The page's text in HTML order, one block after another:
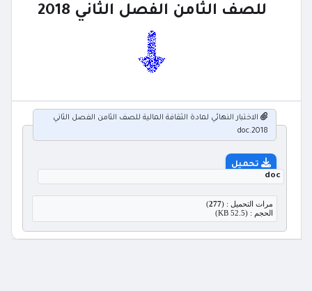
للصف الثامن الفصل الثاني 2018
الاختبار النهائي لمادة الثقافة المالية للصف الثامن الفصل الثاني
2018.doc
تحميل
doc
مرات التحميل : (277
)
الحجم : (52.5 KB)